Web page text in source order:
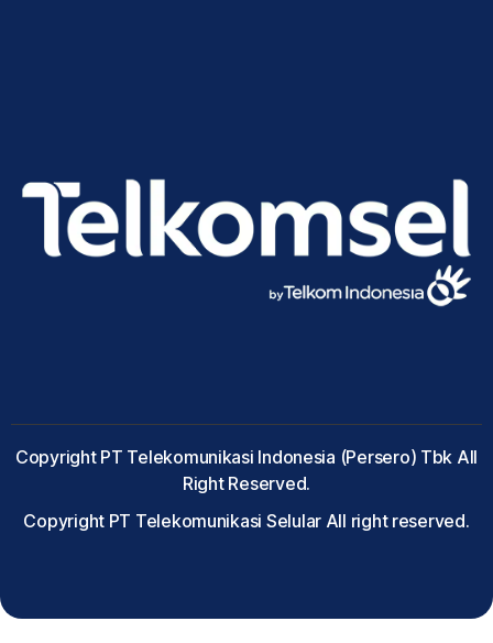
Copyright PT Telekomunikasi Indonesia (Persero) Tbk All
Right Reserved.
Copyright PT Telekomunikasi Selular All right reserved.